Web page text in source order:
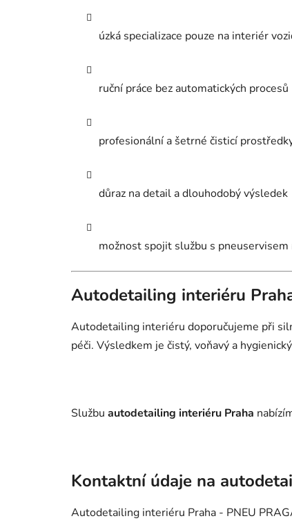
úzká specializace pouze na interiér
ruční práce bez automatických procesů
profesionální a šetrné čisticí
důraz na detail a dlouhodobý výsledek
možnost spojit službu s
Autodetailing interiéru
Autodetailing interiéru doporučujeme při
péči. Výsledkem je čistý, voňavý a
Službu autodetailing interiéru Praha
Kontaktní údaje na
Autodetailing interiéru Praha - PNEU